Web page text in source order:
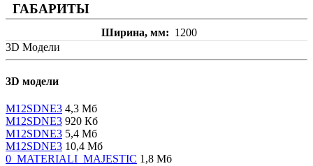
ГАБАРИТЫ
Ширина, мм
1200
3D Модели
3D модели
M12SDNE3 4,3 Мб
M12SDNE3 920 Кб
M12SDNE3 5,4 Мб
M12SDNE3 10,4 Мб
0_MATERIALI_MAJESTIC 1,8 Мб